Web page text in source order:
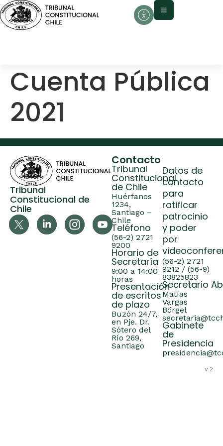
contenido
Cuenta Pública
2021
Tribunal
Constitucional de
Chile
Contacto
Tribunal
Constitucional
de Chile
Huérfanos
1234,
Santiago –
Chile
Teléfono
(56-2) 2721
9200
Horario de
Secretaría
9:00 a 14:00
horas
Presentación
de escritos
de plazo
Buzón 24/7,
en Pje. Dr.
Sótero del
Río 269,
Santiago
Datos de
contacto
para
ratificar
patrocinio
y poder
por
(56-2) 2721
9212 / (56-9)
83825823
Secretario
Matías
Vargas
Börgel
Gabinete
de
Presidencia
v.2